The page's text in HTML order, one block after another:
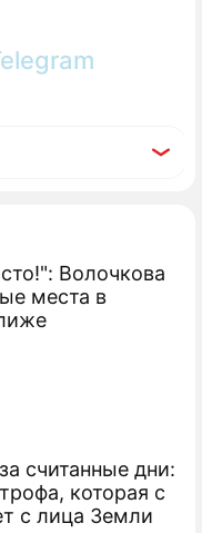
Волочкова
места в
считанные дни:
которая с
с лица Земли